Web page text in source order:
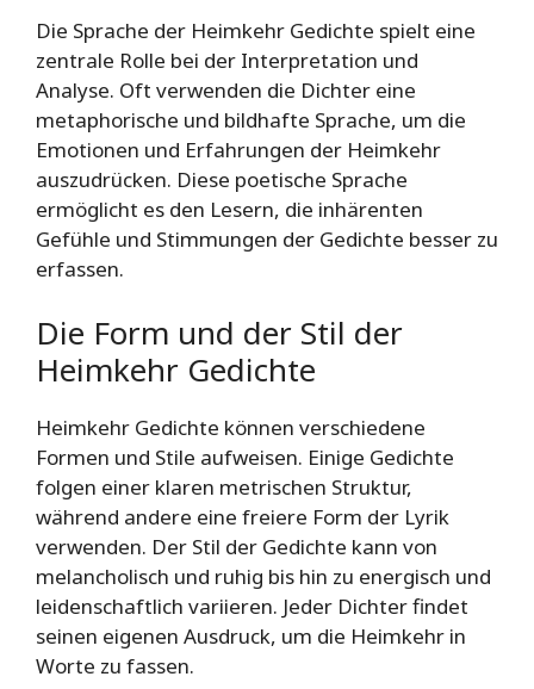
Die Sprache der Heimkehr Gedichte spielt eine
zentrale Rolle bei der Interpretation und
Analyse. Oft verwenden die Dichter eine
metaphorische und bildhafte Sprache, um die
Emotionen und Erfahrungen der Heimkehr
auszudrücken. Diese poetische Sprache
ermöglicht es den Lesern, die inhärenten
Gefühle und Stimmungen der Gedichte besser zu
erfassen.
Die Form und der Stil der
Heimkehr Gedichte
Heimkehr Gedichte können verschiedene
Formen und Stile aufweisen. Einige Gedichte
folgen einer klaren metrischen Struktur,
während andere eine freiere Form der Lyrik
verwenden. Der Stil der Gedichte kann von
melancholisch und ruhig bis hin zu energisch und
leidenschaftlich variieren. Jeder Dichter findet
seinen eigenen Ausdruck, um die Heimkehr in
Worte zu fassen.